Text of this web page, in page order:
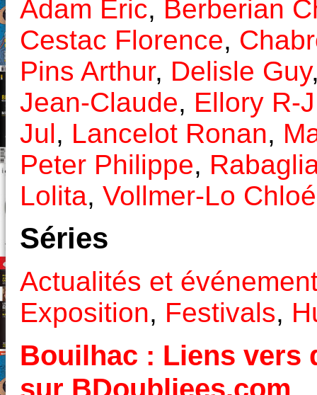
Adam Eric, Berberian
Cestac Florence,
Pins Arthur, Delisle Guy
Jean-Claude, Ellory R-J
Jul, Lancelot Ronan,
Peter Philippe,
Lolita, Vollmer-Lo Chloé
Séries
Actualités et
Exposition, Festivals,
Bouilhac : Liens vers